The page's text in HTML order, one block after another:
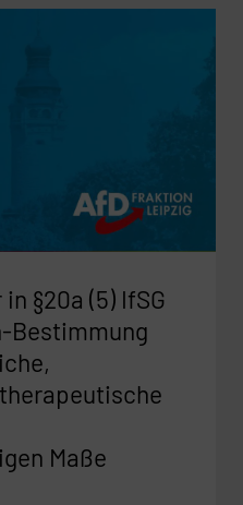
§20a (5) IfSG
Bestimmung
Maße